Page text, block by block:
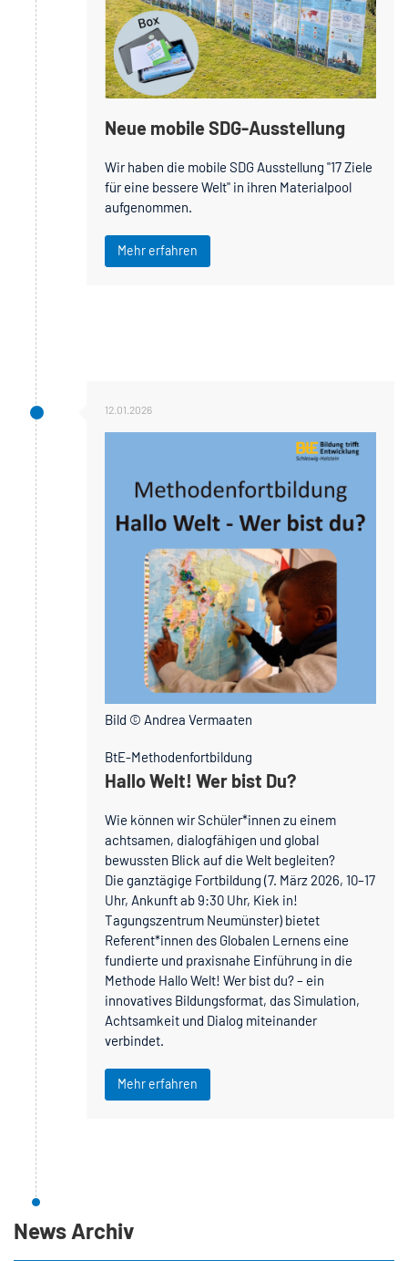
Neue mobile SDG-Ausstellung
Wir haben die mobile SDG Ausstellung "17 Ziele
für eine bessere Welt" in ihren Materialpool
aufgenommen.
Mehr erfahren
12.01.2026
Bild © Andrea Vermaaten
BtE-Methodenfortbildung
Hallo Welt! Wer bist Du?
Wie können wir Schüler*innen zu einem
achtsamen, dialogfähigen und global
bewussten Blick auf die Welt begleiten?
Die ganztägige Fortbildung (7. März 2026, 10–17
Uhr, Ankunft ab 9:30 Uhr, Kiek in!
Tagungszentrum Neumünster) bietet
Referent*innen des Globalen Lernens eine
fundierte und praxisnahe Einführung in die
Methode Hallo Welt! Wer bist du? – ein
innovatives Bildungsformat, das Simulation,
Achtsamkeit und Dialog miteinander
verbindet.
Mehr erfahren
News Archiv